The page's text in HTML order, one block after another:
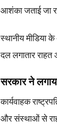
आशंका जताई जा
स्थानीय मीडिया
दल लगातार राहत
सरकार ने
कार्यवाहक
और संस्थाओं से